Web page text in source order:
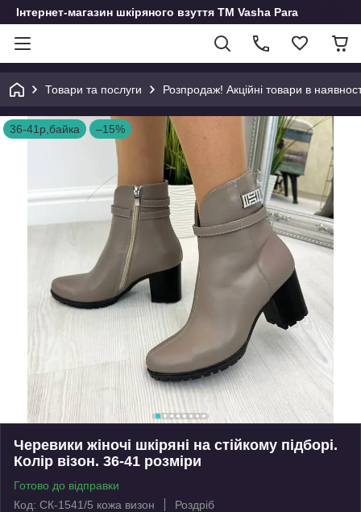
Інтернет-магазин шкіряного взуття ТМ Vasha Para
Товари та послуги Розпродаж! Акційні товари в
36-41р,байка –15%
Черевики жіночі шкіряні на стійкому підборі.
Колір візон. 36-41 розміри
Готово до відправки
Код: СК-1541/5 кожа визон
Роздріб